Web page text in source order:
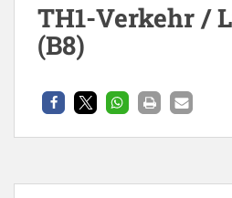
TH1-Verkehr /
(B8)